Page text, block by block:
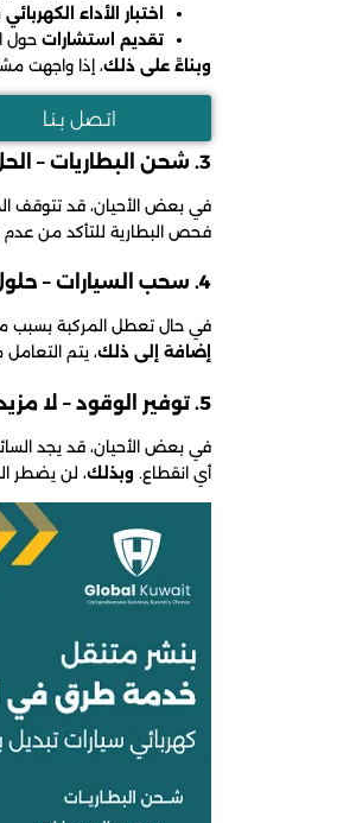
اختبار الأداء الكهربائي
تقديم استشارات حول
وبناءً على ذلك، إذا واجهت
اتـصل بـنـا
3. شحن البطاريات – الحل السريع لإنقاذ السائقين
في بعض الأحيان، قد تتوقف
فحص البطارية للتأكد من عدم
4. سحب السيارات – حلول آمنة في جميع المواقف
في حال تعطل المركبة بسبب
إضافة إلى ذلك، يتم التعامل
5. توفير الوقود – لا مزيد من القلق بشأن نفاد الوقود
في بعض الأحيان، قد يجد
أي انقطاع. وبذلك، لن يضطر